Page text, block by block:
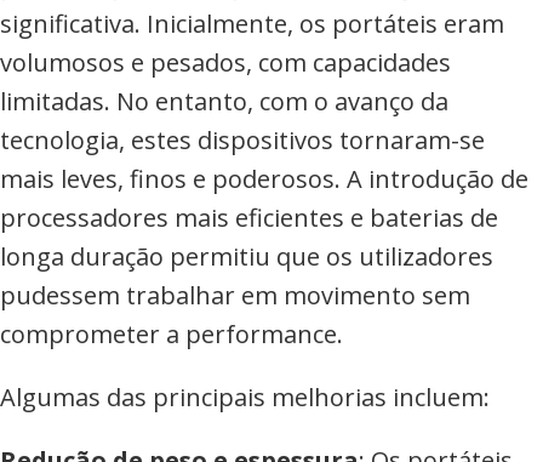
significativa. Inicialmente, os portáteis eram
volumosos e pesados, com capacidades
limitadas. No entanto, com o avanço da
tecnologia, estes dispositivos tornaram-se
mais leves, finos e poderosos. A introdução de
processadores mais eficientes e baterias de
longa duração permitiu que os utilizadores
pudessem trabalhar em movimento sem
comprometer a performance.
Algumas das principais melhorias incluem: